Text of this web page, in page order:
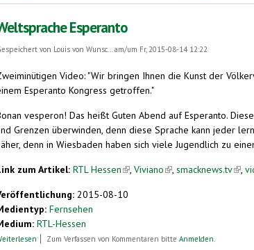
Esperanto
von Louis von Wunsc...am/um Fr, 2015-08-14 12:22
Video: "Wir bringen Ihnen die Kunst der
Esperanto Kongress getroffen."
vesperon! Das heißt Guten Abend auf Esperanto.
Grenzen überwinden, denn diese Sprache kann jeder
denn in Wiesbaden haben sich viele Jugendlich zu
zum Artikel: RTL Hessen(link is external)
, Viviano(link is external)
, smacknews.tv(link
,
2015-08-10
Fernsehen
RTL-Hessen
über Weltsprache Esperanto
Zum Verfassen von Kommentaren bitte Anmelden.